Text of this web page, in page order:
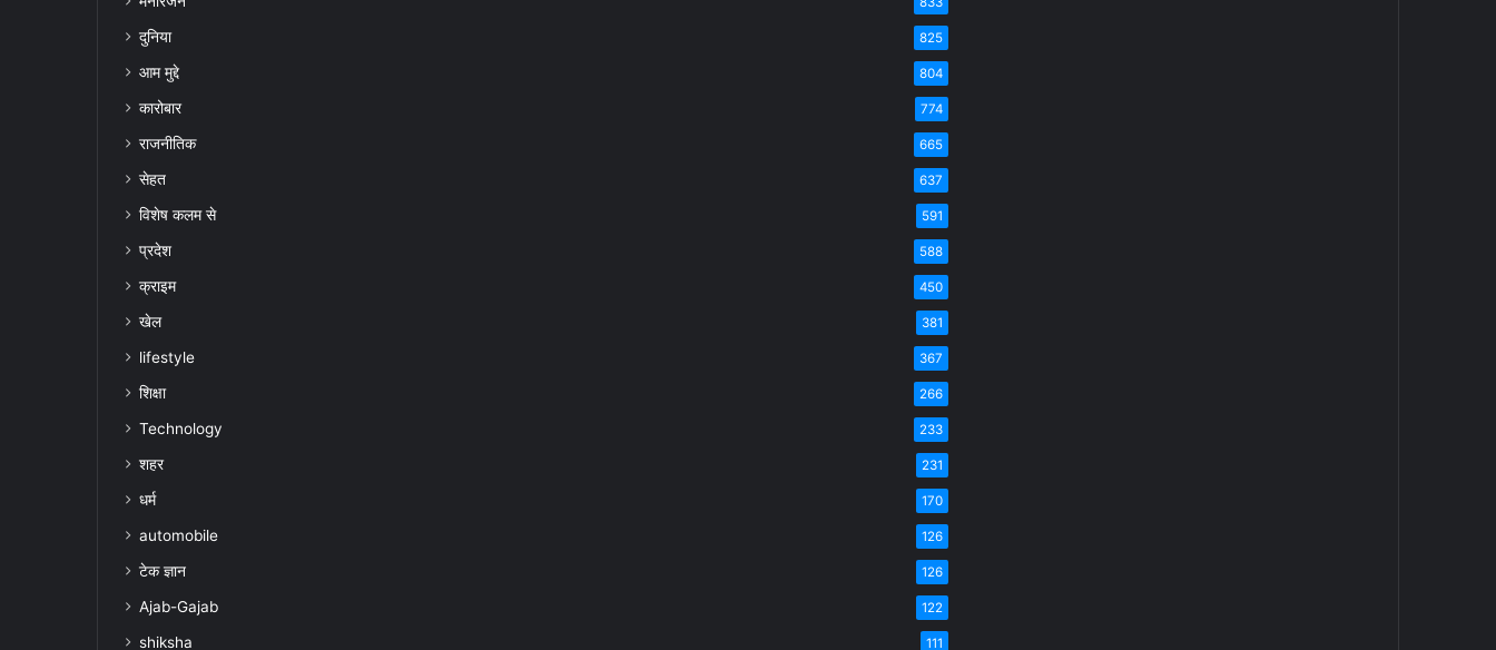
दुनिया 825
आम मुद्दे 804
कारोबार 774
राजनीतिक 665
सेहत 637
विशेष कलम से 591
प्रदेश 588
क्राइम 450
खेल 381
lifestyle 367
शिक्षा 266
Technology 233
शहर 231
धर्म 170
automobile 126
टेक ज्ञान 126
Ajab-Gajab 122
shiksha 111